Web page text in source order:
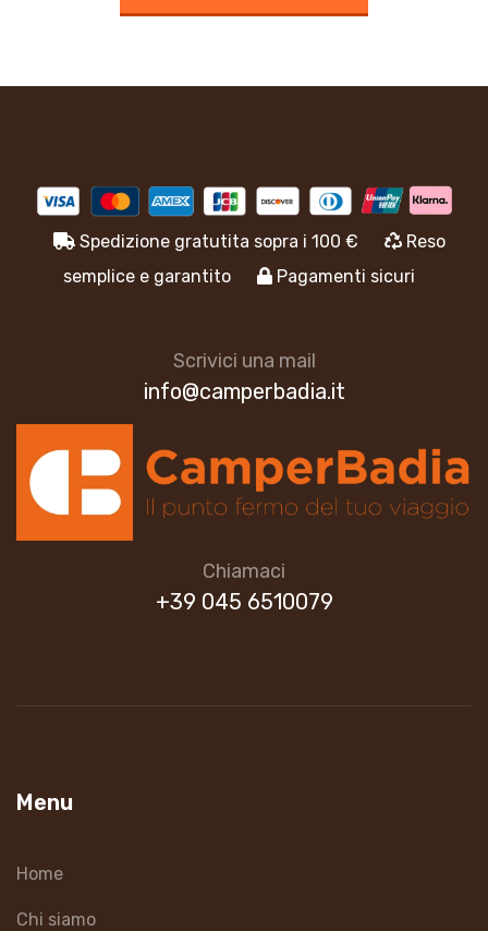
Spedizione gratutita sopra i 100 €
Reso
semplice e garantito
Pagamenti sicuri
Scrivici una mail
info@camperbadia.it
Chiamaci
+39 045 6510079
Menu
Home
Chi siamo